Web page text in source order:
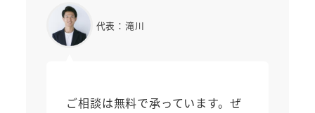
代表：滝川
ご相談は無料で承っています。ぜ